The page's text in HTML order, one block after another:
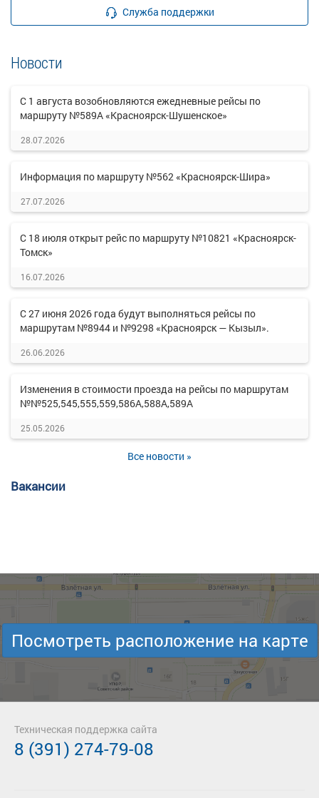
Служба поддержки
Новости
С 1 августа возобновляются ежедневные рейсы по
маршруту №589А «Красноярск-Шушенское»
28.07.2026
Информация по маршруту №562 «Красноярск-Шира»
27.07.2026
С 18 июля открыт рейс по маршруту №10821 «Красноярск-
Томск»
16.07.2026
С 27 июня 2026 года будут выполняться рейсы по
маршрутам №8944 и №9298 «Красноярск — Кызыл».
26.06.2026
Изменения в стоимости проезда на рейсы по маршрутам
№№525,545,555,559,586А,588А,589А
25.05.2026
Все новости »
Вакансии
Посмотреть расположение на карте
Техническая поддержка сайта
8 (391) 274-79-08